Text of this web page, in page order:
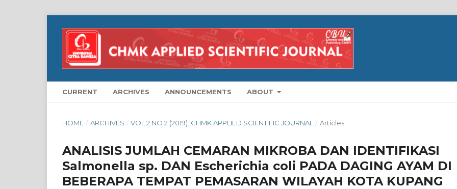
CURRENT ARCHIVES ANNOUNCEMENTS ABOUT
HOME / ARCHIVES / VOL 2 NO 2 (2019): CHMK APPLIED SCIENTIFIC JOURNAL / Articles
ANALISIS JUMLAH CEMARAN MIKROBA DAN IDENTIFIKASI
Salmonella sp. DAN Escherichia coli PADA DAGING AYAM DI
BEBERAPA TEMPAT PEMASARAN WILAYAH KOTA KUPANG